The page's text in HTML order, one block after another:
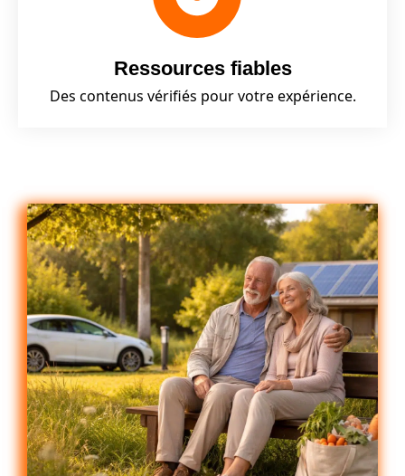
Ressources fiables
Des contenus vérifiés pour votre expérience.